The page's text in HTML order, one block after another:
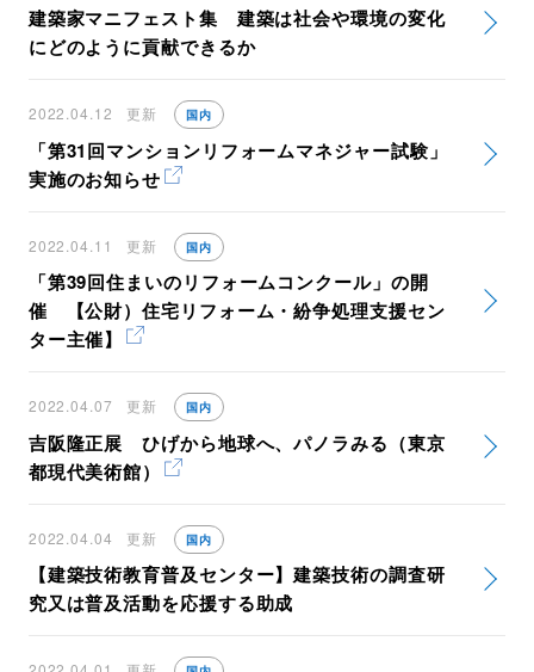
建築家マニフェスト集 建築は社会や環境の変化
にどのように貢献できるか
2022.04.12 更新 国内
「第31回マンションリフォームマネジャー試験」
実施のお知らせ
2022.04.11 更新 国内
「第39回住まいのリフォームコンクール」の開
催 【公財）住宅リフォーム・紛争処理支援セン
ター主催】
2022.04.07 更新 国内
吉阪隆正展 ひげから地球へ、パノラみる（東京
都現代美術館）
2022.04.04 更新 国内
【建築技術教育普及センター】建築技術の調査研
究又は普及活動を応援する助成